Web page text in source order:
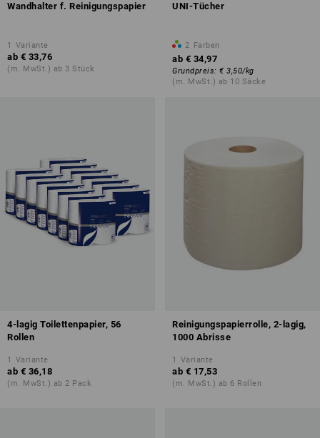
Wandhalter f. Reinigungspapier
1 Variante
ab € 33,76
(m. MwSt.) ab 3 Stück
UNI-Tücher
2 Farben
ab € 34,97
Grundpreis: € 3,50/kg
(m. MwSt.) ab 10 Säcke
4-lagig Toilettenpapier, 56
Rollen
1 Variante
ab € 36,18
(m. MwSt.) ab 2 Pack
Reinigungspapierrolle, 2-lagig,
1000 Abrisse
1 Variante
ab € 17,53
(m. MwSt.) ab 6 Rollen